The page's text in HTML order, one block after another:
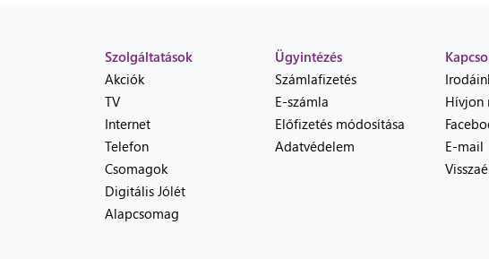
Szolgáltatások
Akciók
TV
Internet
Telefon
Csomagok
Digitális Jólét
Alapcsomag
Ügyintézés
Számlafizetés
E-számla
Előfizetés módosítása
Adatvédelem
Hívjon
E-mail